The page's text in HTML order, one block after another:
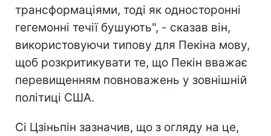
трансформаціями, тоді як односторонні
гегемонні течії бушують", - сказав він,
використовуючи типову для Пекіна мову,
щоб розкритикувати те, що Пекін вважає
перевищенням повноважень у зовнішній
політиці США.
Сі Цзіньпін зазначив, що з огляду на це,